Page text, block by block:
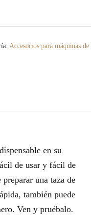
Accesorios para máquinas de
en su
de usar y fácil de
una taza de
también puede
Ven y pruébalo.